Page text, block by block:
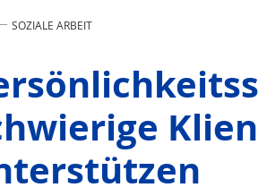
SOZIALE ARBEIT